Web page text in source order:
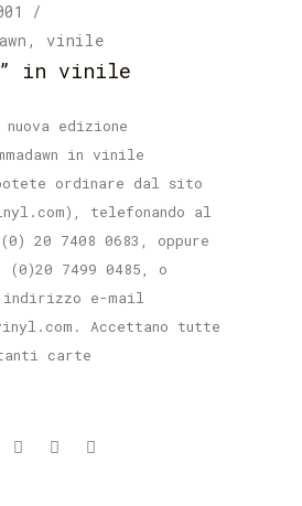
, vinile
in vinile
edizione
in vinile
ordinare dal sito
telefonando al
20 7408 0683, oppure
7499 0485, o
e-mail
Accettano tutte
carte